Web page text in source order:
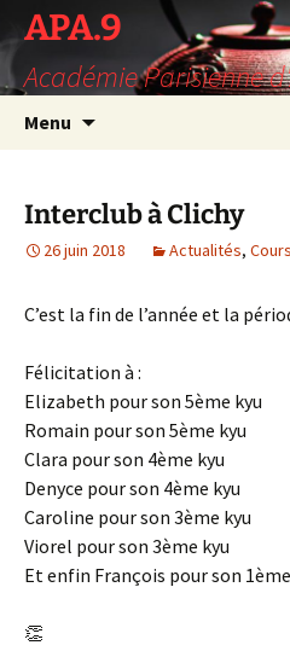
Aller
au
contenu
APA.9
Académie Parisienne
Menu
Interclub à Clichy
26 juin 2018 Actualités, Cours
C’est la fin de l’année et la
Félicitation à :
Elizabeth pour son 5ème kyu
Romain pour son 5ème kyu
Clara pour son 4ème kyu
Denyce pour son 4ème kyu
Caroline pour son 3ème kyu
Viorel pour son 3ème kyu
Et enfin François pour son
👏